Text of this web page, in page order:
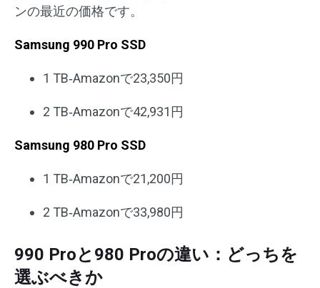
ンの最近の価格です。
Samsung 990 Pro SSD
1 TB‐Amazonで23,350円
2 TB‐Amazonで42,931円
Samsung 980 Pro SSD
1 TB‐Amazonで21,200円
2 TB‐Amazonで33,980円
990 Proと980 Proの違い：どっちを
選ぶべきか